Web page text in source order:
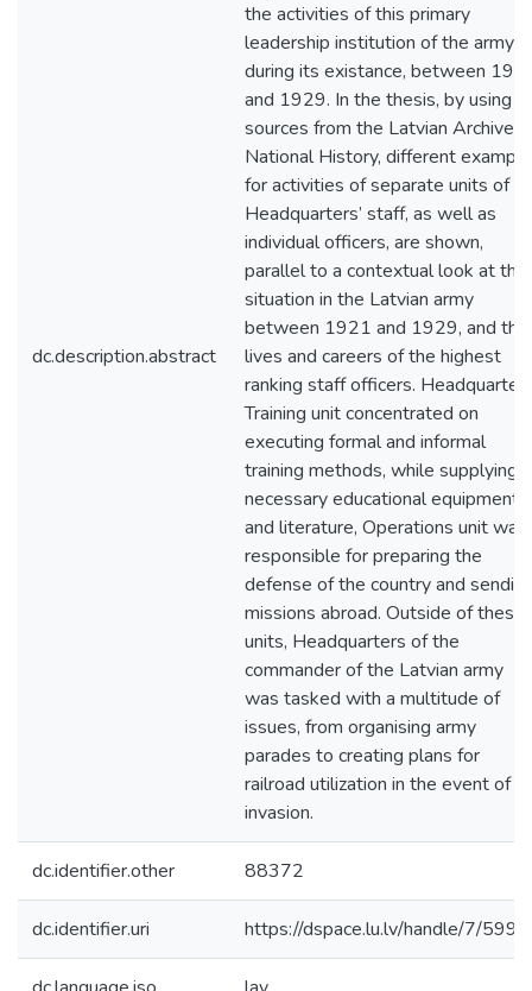
dc.description.abstract
the activities of this primary
leadership institution of the army
during its existance, between
and 1929. In the thesis, by using
sources from the Latvian Archive
National History, different
for activities of separate units of
Headquarters’ staff, as well as
individual officers, are shown,
parallel to a contextual look at the
situation in the Latvian army
between 1921 and 1929, and the
lives and careers of the highest
ranking staff officers.
Training unit concentrated on
executing formal and informal
training methods, while supplying
necessary educational equipment
and literature, Operations unit was
responsible for preparing the
defense of the country and
missions abroad. Outside of these
units, Headquarters of the
commander of the Latvian army
was tasked with a multitude of
issues, from organising army
parades to creating plans for
railroad utilization in the event of
invasion.
dc.identifier.other 88372
dc.identifier.uri https://dspace.lu.lv/handle/7/